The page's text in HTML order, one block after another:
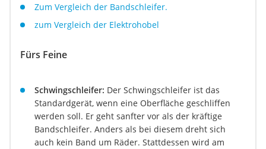
Zum Vergleich der Bandschleifer.
zum Vergleich der Elektrohobel
Fürs Feine
Schwingschleifer: Der Schwingschleifer ist das
Standardgerät, wenn eine Oberfläche geschliffen
werden soll. Er geht sanfter vor als der kräftige
Bandschleifer. Anders als bei diesem dreht sich
auch kein Band um Räder. Stattdessen wird am